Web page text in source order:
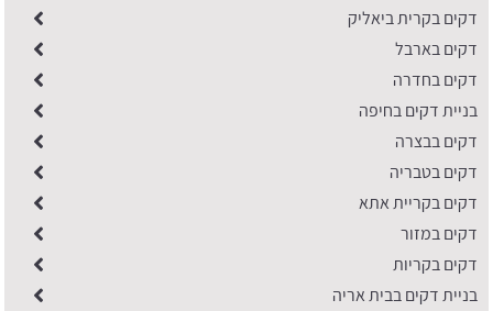
דקים בקרית ביאליק
דקים בארבל
דקים בחדרה
בניית דקים בחיפה
דקים בבצרה
דקים בטבריה
דקים בקריית אתא
דקים במזור
דקים בקריות
בניית דקים בבית אריה